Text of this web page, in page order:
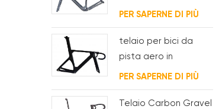
motore del mozzo
fsa e batteria
PER SAPERNE DI PIÙ
telaio per bici da
pista aero in
carbonio per sistema
bsa
PER SAPERNE DI PIÙ
Telaio Carbon Gravel